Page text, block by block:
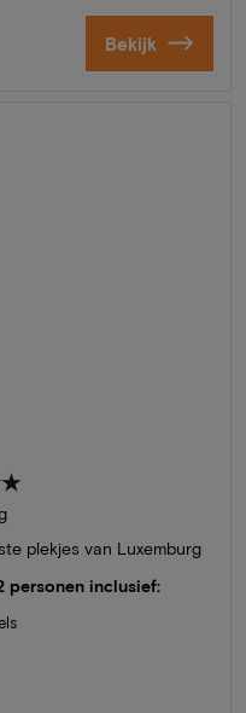
Bekijk
plekjes van Luxemburg
personen inclusief: